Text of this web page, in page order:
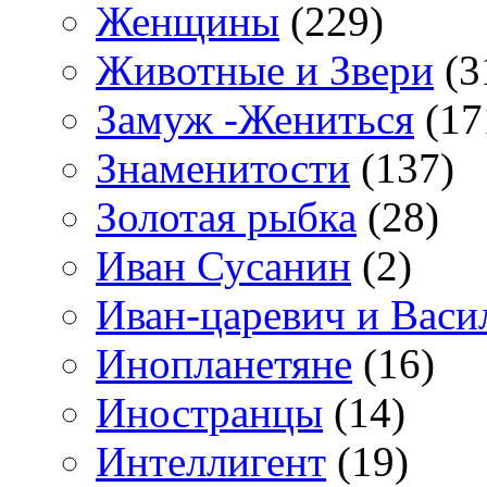
Женщины (229)
Животные и Звери
Замуж -Жениться
Знаменитости (137)
Золотая рыбка (28)
Иван Сусанин (2)
Иван-царевич и
Инопланетяне (16)
Иностранцы (14)
Интеллигент (19)